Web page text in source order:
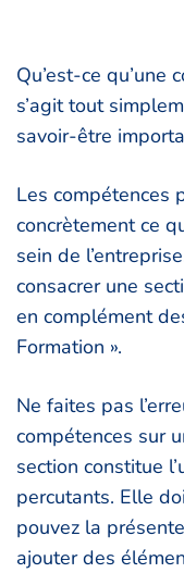
Qu’est-ce qu’une
s’agit tout
savoir-être
Les compétences
concrètement ce
sein de
consacrer une
en complément
Formation ».
Ne faites pas
compétences sur
section constitue
percutants. Elle
pouvez la
ajouter des